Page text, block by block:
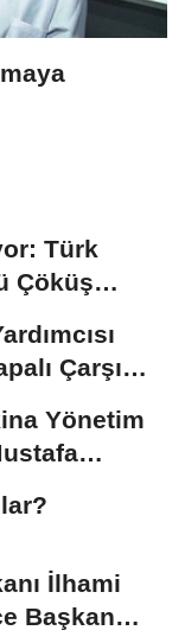
Türk
Çöküş
Çarşı
Yönetim
İlhami
Başkan